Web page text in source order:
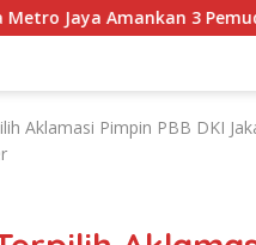
3 Pemuda di Jalan I
Aklamasi Pimpin PBB DKI